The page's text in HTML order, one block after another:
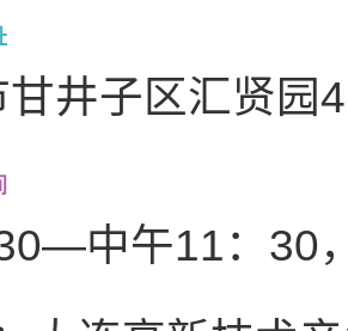
甘井子区汇贤园
中午11：30